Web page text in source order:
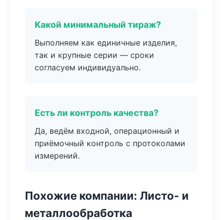
Какой минимальный тираж?
Выполняем как единичные изделия,
так и крупные серии — сроки
согласуем индивидуально.
Есть ли контроль качества?
Да, ведём входной, операционный и
приёмочный контроль с протоколами
измерений.
Похожие компании: Листо- и
металлообработка